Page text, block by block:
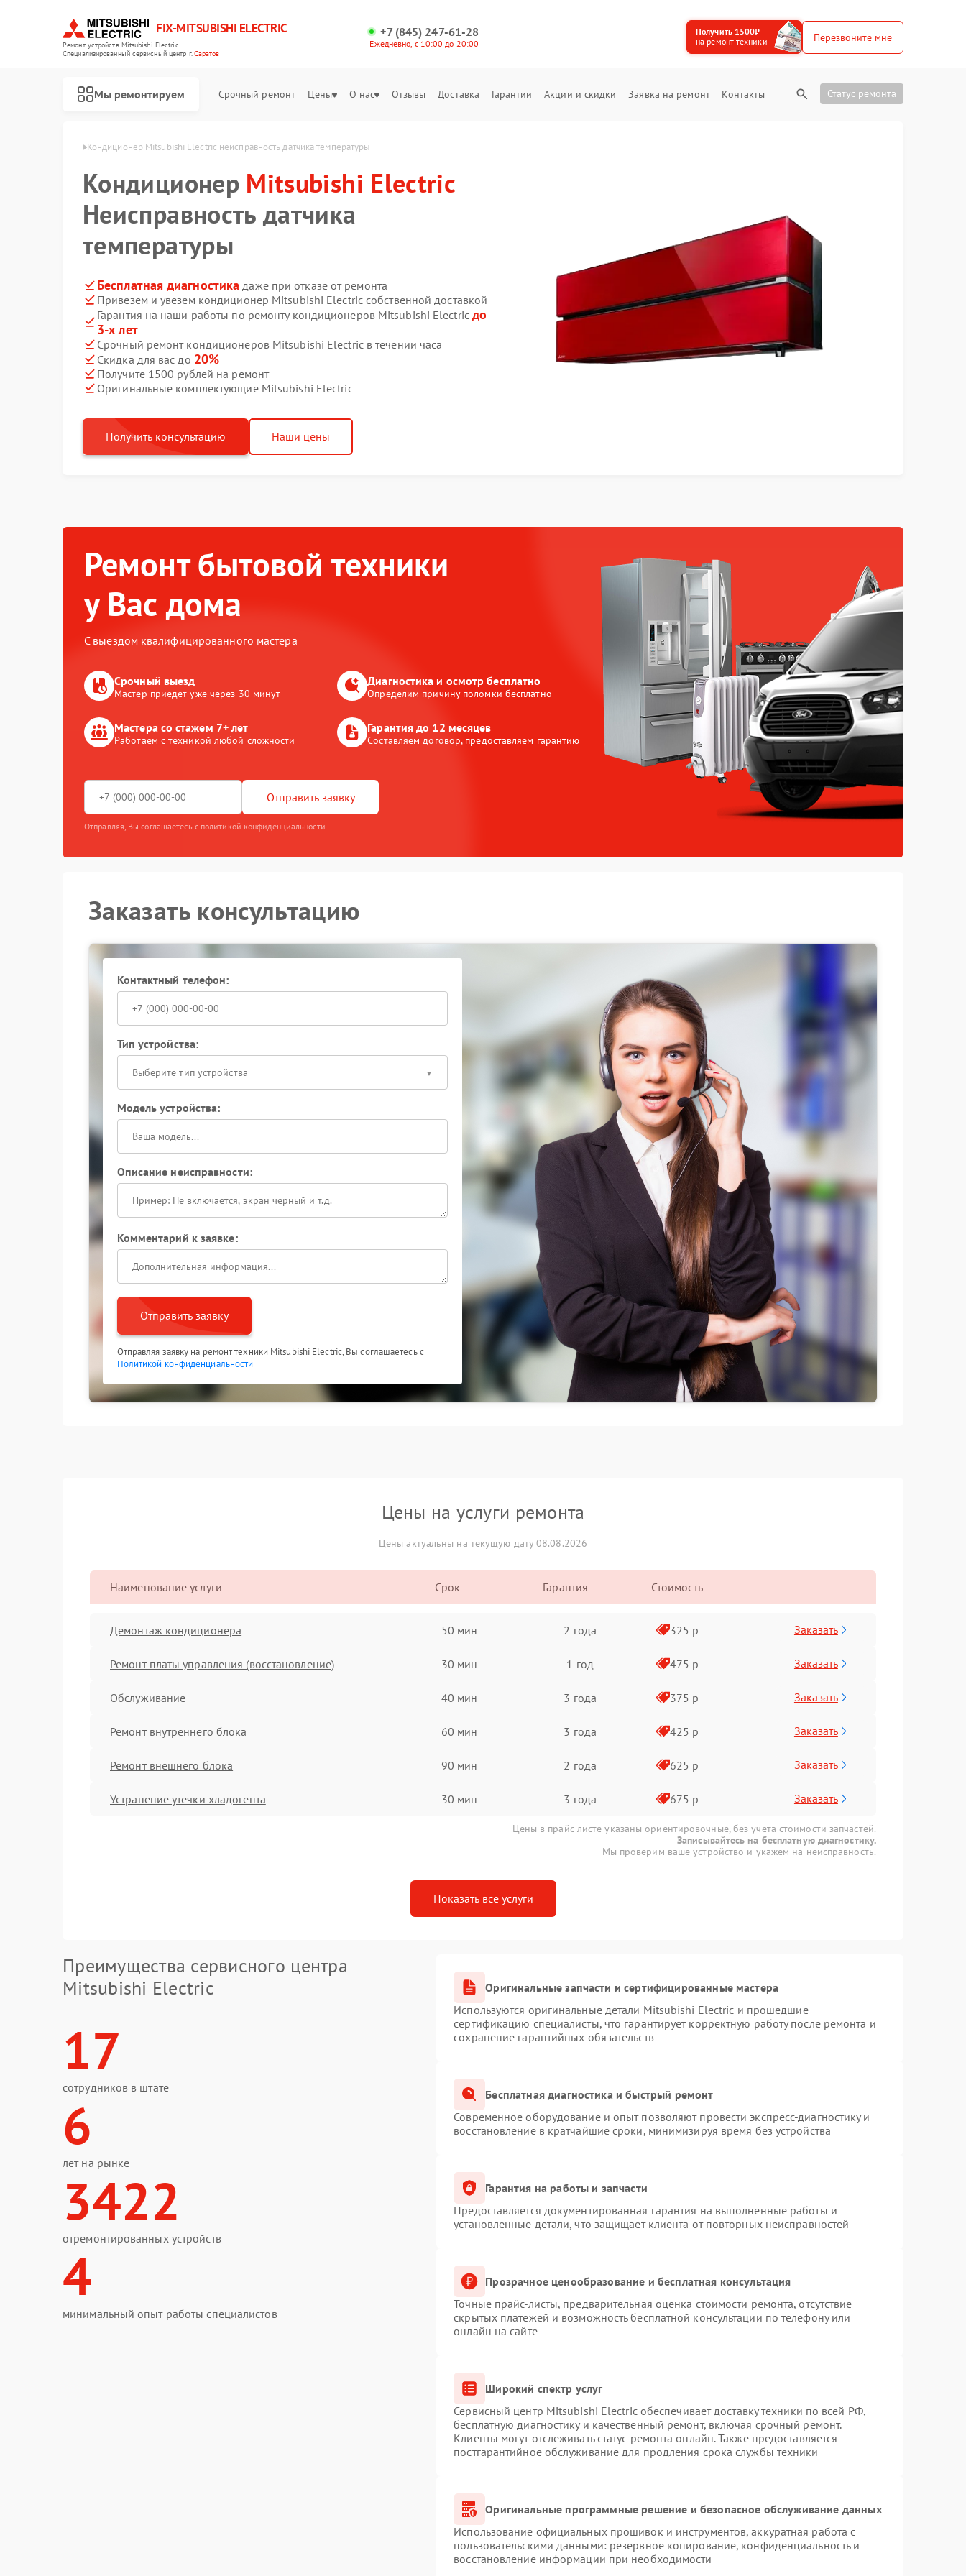
FIX-MITSUBISHI ELECTRIC
Ремонт устройств Mitsubishi Electric
Специализированный cервисный центр г.Саратов
+7 (845) 247-61-28
Ежедневно, с 10:00 до 20:00
Получить 1500₽
на ремонт техники
Перезвоните мне
Мы ремонтируем Срочный ремонт Цены О нас Отзывы Доставка Гарантии Акции и скидки Заявка на ремонт Контакты Статус ремонта
Кондиционер Mitsubishi Electric неисправность датчика температуры
Кондиционер Mitsubishi Electric
Неисправность датчика
температуры
Бесплатная диагностика даже при отказе от ремонта
Привезем и увезем кондиционер Mitsubishi Electric собственной доставкой
Гарантия на наши работы по ремонту кондиционеров Mitsubishi Electric до
3-х лет
Срочный ремонт кондиционеров Mitsubishi Electric в течении часа
Скидка для вас до 20%
Получите 1500 рублей на ремонт
Оригинальные комплектующие Mitsubishi Electric
Получить консультацию Наши цены
Ремонт бытовой техники
у Вас дома
С выездом квалифицированного мастера
Срочный выезд
Мастер приедет уже через 30 минут
Диагностика и осмотр бесплатно
Определим причину поломки бесплатно
Мастера со стажем 7+ лет
Работаем с техникой любой сложности
Гарантия до 12 месяцев
Составляем договор, предоставляем гарантию
Отправить заявку
Отправляя, Вы соглашаетесь с политикой конфиденциальности
Заказать консультацию
Контактный телефон:
Тип устройства:
Выберите тип устройства
Модель устройства:
Описание неисправности:
Комментарий к заявке:
Отправить заявку
Отправляя заявку на ремонт техники Mitsubishi Electric, Вы соглашаетесь с
Политикой конфиденциальности
Цены на услуги ремонта
Цены актуальны на текущую дату 08.08.2026
Наименование услуги Срок Гарантия Стоимость
Демонтаж кондиционера 50 мин 2 года 325 р Заказать
Ремонт платы управления (восстановление) 30 мин 1 год 475 р Заказать
Обслуживание 40 мин 3 года 375 р Заказать
Ремонт внутреннего блока 60 мин 3 года 425 р Заказать
Ремонт внешнего блока 90 мин 2 года 625 р Заказать
Устранение утечки хладогента 30 мин 3 года 675 р Заказать
Цены в прайс-листе указаны ориентировочные, без учета стоимости запчастей.
Записывайтесь на бесплатную диагностику.
Мы проверим ваше устройство и укажем на неисправность.
Показать все услуги
Преимущества сервисного центра
Mitsubishi Electric
17
сотрудников в штате
6
лет на рынке
3422
отремонтированных устройств
4
минимальный опыт работы специалистов
Оригинальные запчасти и сертифицированные мастера
Используются оригинальные детали Mitsubishi Electric и прошедшие
сертификацию специалисты, что гарантирует корректную работу после ремонта и
сохранение гарантийных обязательств
Бесплатная диагностика и быстрый ремонт
Современное оборудование и опыт позволяют провести экспресс-диагностику и
восстановление в кратчайшие сроки, минимизируя время без устройства
Гарантия на работы и запчасти
Предоставляется документированная гарантия на выполненные работы и
установленные детали, что защищает клиента от повторных неисправностей
Прозрачное ценообразование и бесплатная консультация
Точные прайс-листы, предварительная оценка стоимости ремонта, отсутствие
скрытых платежей и возможность бесплатной консультации по телефону или
онлайн на сайте
Широкий спектр услуг
Сервисный центр Mitsubishi Electric обеспечивает доставку техники по всей РФ,
бесплатную диагностику и качественный ремонт, включая срочный ремонт.
Клиенты могут отслеживать статус ремонта онлайн. Также предоставляется
постгарантийное обслуживание для продления срока службы техники
Оригинальные программные решение и безопасное обслуживание данных
Использование официальных прошивок и инструментов, аккуратная работа с
пользовательскими данными: резервное копирование, конфиденциальность и
восстановление информации при необходимости